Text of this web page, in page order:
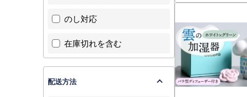
(土曜日・日曜
【個人情報の取
お寄せいただ
せの広報等に利
いて返礼品取扱
のし対応
在庫切れを含む
配送方法